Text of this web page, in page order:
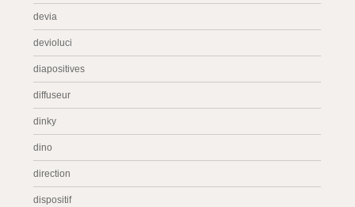
devia
devioluci
diapositives
diffuseur
dinky
dino
direction
dispositif